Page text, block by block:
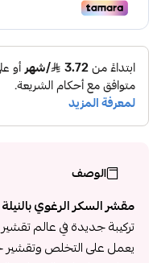
الوصف
مقشر السكر الرغوي بالنيلة
تركيبة جديدة في عالم
يعمل على التخلص وتقشير